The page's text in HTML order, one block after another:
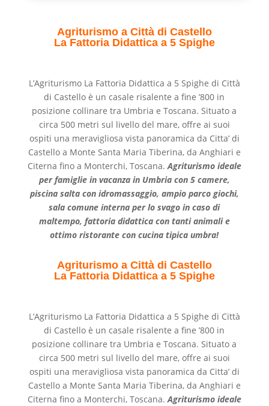
Agriturismo a Città di Castello
La Fattoria Didattica a 5 Spighe
L’Agriturismo La Fattoria Didattica a 5 Spighe di Città
di Castello è un casale risalente a fine ’800 in
posizione collinare tra Umbria e Toscana. Situato a
circa 500 metri sul livello del mare, offre ai suoi
ospiti una meravigliosa vista panoramica da Citta’ di
Castello a Monte Santa Maria Tiberina, da Anghiari e
Citerna fino a Monterchi, Toscana. Agriturismo ideale
per famiglie in vacanza in Umbria con 5 camere,
piscina salta con idromassaggio, ampio parco giochi,
sala comune interna per lo svago in caso di
maltempo, fattoria didattica con tanti animali e
ottimo ristorante con cucina tipica umbra!
Agriturismo a Città di Castello
La Fattoria Didattica a 5 Spighe
L’Agriturismo La Fattoria Didattica a 5 Spighe di Città
di Castello è un casale risalente a fine ’800 in
posizione collinare tra Umbria e Toscana. Situato a
circa 500 metri sul livello del mare, offre ai suoi
ospiti una meravigliosa vista panoramica da Citta’ di
Castello a Monte Santa Maria Tiberina, da Anghiari e
Citerna fino a Monterchi, Toscana. Agriturismo ideale